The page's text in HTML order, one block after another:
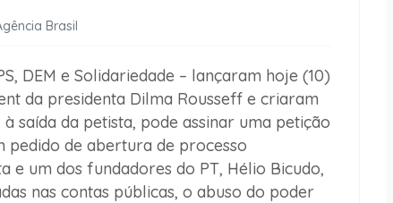
Brasil
DEM e Solidariedade – lançaram hoje (10)
da presidenta Dilma Rousseff e criaram
saída da petista, pode assinar uma petição
pedido de abertura de processo
e um dos fundadores do PT, Hélio Bicudo,
nas contas públicas, o abuso do poder